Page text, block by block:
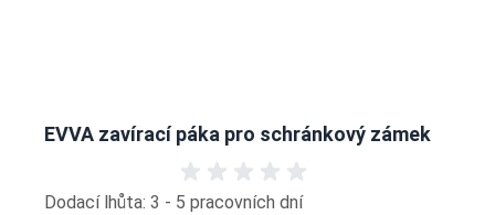
EVVA zavírací páka pro schránkový zámek
Dodací lhůta: 3 - 5 pracovních dní